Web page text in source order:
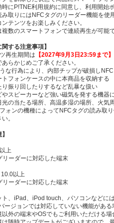
にP!TNE利用規約に同意し、利用開始
取りにはNFCタグのリーダー機能を使
テンツをお楽しみください。
数のスマートフォンで連続再生が可能で
する注意事項】
再生期間は 【2027年9月3日23:59まで】
らかじめご了承ください。
な行為により、内部チップが破損し
フォンケースの中に本商品を収納する
振り回したりするなど乱暴な扱い
スピーカーなど強い磁気を発する機器
の当たる場所、高温多湿の場所、火気
ォンの機種によってNFCタグの読み取
。
上
リーダーに対応した端末
以上
リーダーに対応した端末
、iPad、iPod touch、パソコンなどには
ージョンでは対応していない機能がある
外の端末やOSでもご利用いただける